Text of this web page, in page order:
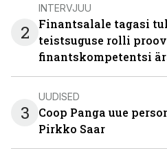
2
INTERVJUU
Finantsalale tagasi
teistsuguse rolli
finantskompetentsi
3
UUDISED
Coop Panga uue
Pirkko Saar